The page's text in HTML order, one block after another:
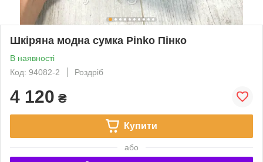
Шкіряна модна сумка Pinko Пінко
В наявності
Код: 94082-2
Роздріб
4 120 ₴
Купити
або